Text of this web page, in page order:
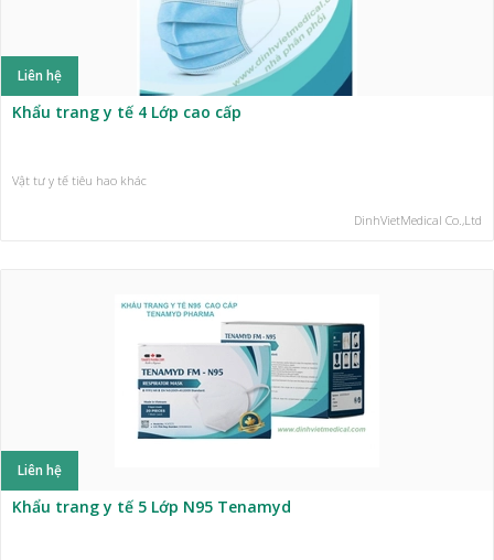
Liên hệ
Khẩu trang y tế 4 Lớp cao cấp
Vật tư y tế tiêu hao khác
DinhVietMedical Co.,Ltd
Liên hệ
Khẩu trang y tế 5 Lớp N95 Tenamyd